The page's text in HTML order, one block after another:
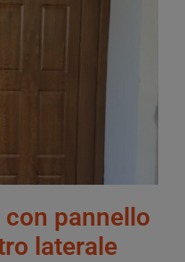
pannello
laterale